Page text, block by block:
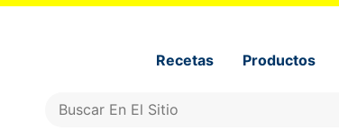
Recetas Productos